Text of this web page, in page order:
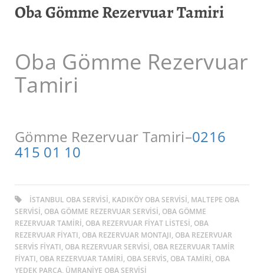
Oba Gömme Rezervuar Tamiri
Oba Gömme Rezervuar
Tamiri
Gömme Rezervuar Tamiri–0216
415 01 10
ISTANBUL OBA SERVISI, KADIKÖY OBA SERVISI, MALTEPE OBA
SERVISI, OBA GÖMME REZERVUAR SERVISI, OBA GÖMME
REZERVUAR TAMIRI, OBA REZERVUAR FIYAT LISTESI, OBA
REZERVUAR FIYATI, OBA REZERVUAR MONTAJI, OBA REZERVUAR
SERVIS FIYATI, OBA REZERVUAR SERVISI, OBA REZERVUAR TAMIR
FIYATI, OBA REZERVUAR TAMIRI, OBA SERVIS, OBA TAMIRI, OBA
YEDEK PARÇA, ÜMRANIYE OBA SERVISI